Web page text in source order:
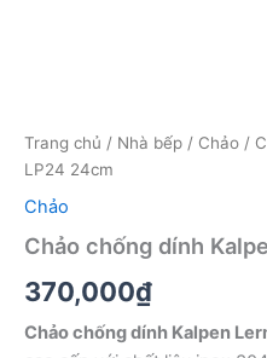
Trang chủ / Nhà bếp / Chảo /
LP24 24cm
Chảo
Chảo chống dính
370,000₫
Chảo chống dính Kalpen